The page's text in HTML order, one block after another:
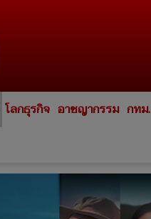
โลกธุรกิจ อาชญากรรม กทม.